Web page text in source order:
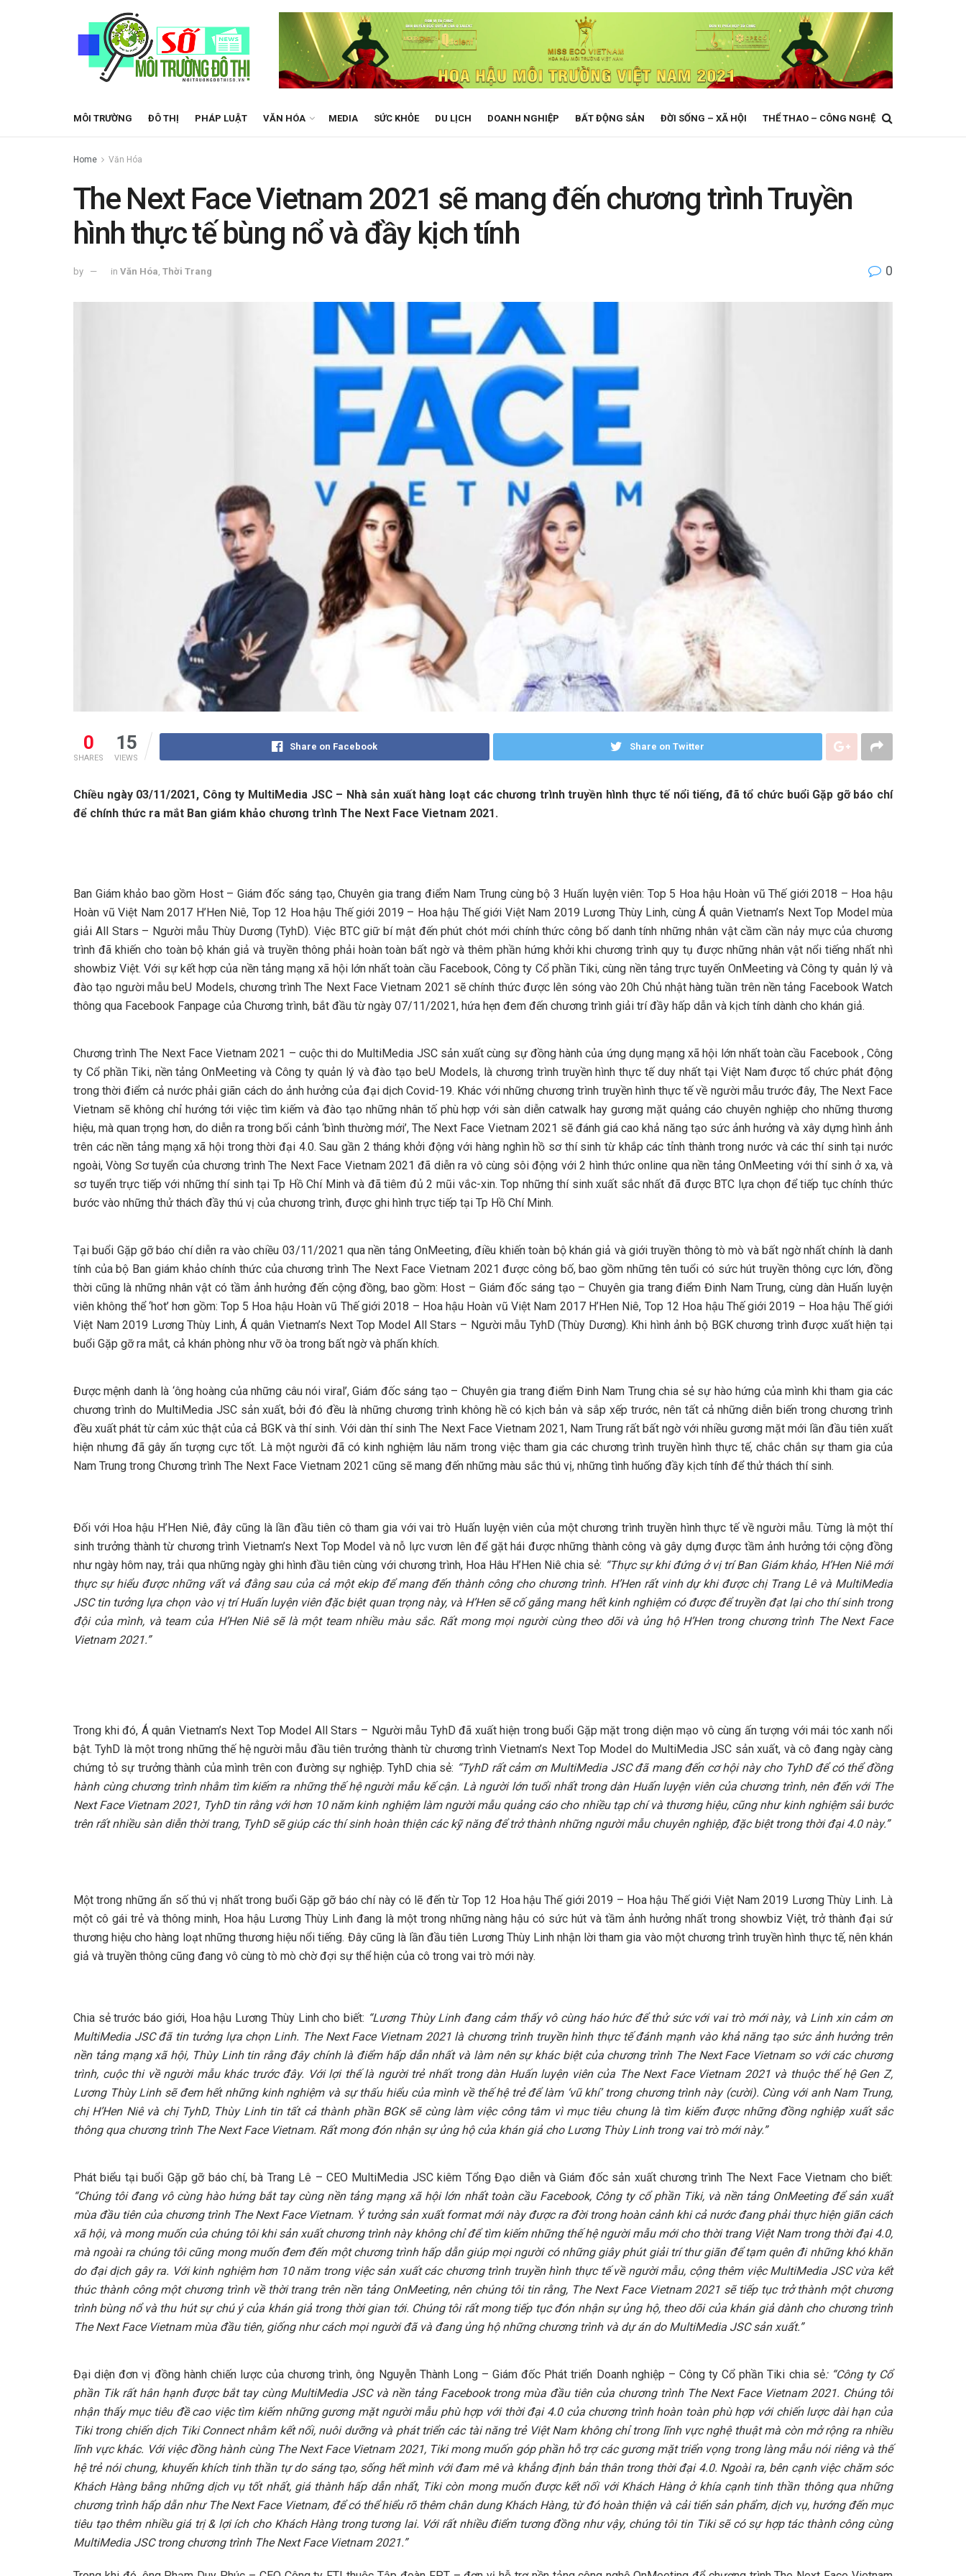
MÔI TRƯỜNG ĐÔ THỊ PHÁP LUẬT VĂN HÓA MEDIA SỨC KHỎE DU LỊCH DOANH NGHIỆP BẤT ĐỘNG SẢN ĐỜI SỐNG – XÃ HỘI THỂ THAO – CÔNG NGHỆ
Home Văn Hóa
The Next Face Vietnam 2021 sẽ mang đến chương trình Truyền
hình thực tế bùng nổ và đầy kịch tính
by in Văn Hóa Thời Trang 0
0
SHARES
15
VIEWS
Share on Facebook Share on Twitter
Chiều ngày 03/11/2021, Công ty MultiMedia JSC – Nhà sản xuất hàng loạt các chương trình truyền hình thực tế nổi tiếng, đã tổ chức buổi Gặp gỡ báo chí
để chính thức ra mắt Ban giám khảo chương trình The Next Face Vietnam 2021.
Ban Giám khảo bao gồm Host – Giám đốc sáng tạo, Chuyên gia trang điểm Nam Trung cùng bộ 3 Huấn luyện viên: Top 5 Hoa hậu Hoàn vũ Thế giới 2018 – Hoa hậu
Hoàn vũ Việt Nam 2017 H’Hen Niê, Top 12 Hoa hậu Thế giới 2019 – Hoa hậu Thế giới Việt Nam 2019 Lương Thùy Linh, cùng Á quân Vietnam’s Next Top Model mùa
giải All Stars – Người mẫu Thùy Dương (TyhD). Việc BTC giữ bí mật đến phút chót mới chính thức công bố danh tính những nhân vật cầm cần nảy mực của chương
trình đã khiến cho toàn bộ khán giả và truyền thông phải hoàn toàn bất ngờ và thêm phần hứng khởi khi chương trình quy tụ được những nhân vật nổi tiếng nhất nhì
showbiz Việt. Với sự kết hợp của nền tảng mạng xã hội lớn nhất toàn cầu Facebook, Công ty Cổ phần Tiki, cùng nền tảng trực tuyến OnMeeting và Công ty quản lý và
đào tạo người mẫu beU Models, chương trình The Next Face Vietnam 2021 sẽ chính thức được lên sóng vào 20h Chủ nhật hàng tuần trên nền tảng Facebook Watch
thông qua Facebook Fanpage của Chương trình, bắt đầu từ ngày 07/11/2021, hứa hẹn đem đến chương trình giải trí đầy hấp dẫn và kịch tính dành cho khán giả.
Chương trình The Next Face Vietnam 2021 – cuộc thi do MultiMedia JSC sản xuất cùng sự đồng hành của ứng dụng mạng xã hội lớn nhất toàn cầu Facebook , Công
ty Cổ phần Tiki, nền tảng OnMeeting và Công ty quản lý và đào tạo beU Models, là chương trình truyền hình thực tế duy nhất tại Việt Nam được tổ chức phát động
trong thời điểm cả nước phải giãn cách do ảnh hưởng của đại dịch Covid-19. Khác với những chương trình truyền hình thực tế về người mẫu trước đây, The Next Face
Vietnam sẽ không chỉ hướng tới việc tìm kiếm và đào tạo những nhân tố phù hợp với sàn diễn catwalk hay gương mặt quảng cáo chuyên nghiệp cho những thương
hiệu, mà quan trọng hơn, do diễn ra trong bối cảnh ‘bình thường mới’, The Next Face Vietnam 2021 sẽ đánh giá cao khả năng tạo sức ảnh hưởng và xây dựng hình ảnh
trên các nền tảng mạng xã hội trong thời đại 4.0. Sau gần 2 tháng khởi động với hàng nghìn hồ sơ thí sinh từ khắp các tỉnh thành trong nước và các thí sinh tại nước
ngoài, Vòng Sơ tuyển của chương trình The Next Face Vietnam 2021 đã diễn ra vô cùng sôi động với 2 hình thức online qua nền tảng OnMeeting với thí sinh ở xa, và
sơ tuyển trực tiếp với những thí sinh tại Tp Hồ Chí Minh và đã tiêm đủ 2 mũi vắc-xin. Top những thí sinh xuất sắc nhất đã được BTC lựa chọn để tiếp tục chính thức
bước vào những thử thách đầy thú vị của chương trình, được ghi hình trực tiếp tại Tp Hồ Chí Minh.
Tại buổi Gặp gỡ báo chí diễn ra vào chiều 03/11/2021 qua nền tảng OnMeeting, điều khiến toàn bộ khán giả và giới truyền thông tò mò và bất ngờ nhất chính là danh
tính của bộ Ban giám khảo chính thức của chương trình The Next Face Vietnam 2021 được công bố, bao gồm những tên tuổi có sức hút truyền thông cực lớn, đồng
thời cũng là những nhân vật có tầm ảnh hưởng đến cộng đồng, bao gồm: Host – Giám đốc sáng tạo – Chuyên gia trang điểm Đinh Nam Trung, cùng dàn Huấn luyện
viên không thể ‘hot’ hơn gồm: Top 5 Hoa hậu Hoàn vũ Thế giới 2018 – Hoa hậu Hoàn vũ Việt Nam 2017 H’Hen Niê, Top 12 Hoa hậu Thế giới 2019 – Hoa hậu Thế giới
Việt Nam 2019 Lương Thùy Linh, Á quân Vietnam’s Next Top Model All Stars – Người mẫu TyhD (Thùy Dương). Khi hình ảnh bộ BGK chương trình được xuất hiện tại
buổi Gặp gỡ ra mắt, cả khán phòng như vỡ òa trong bất ngờ và phấn khích.
Được mệnh danh là ‘ông hoàng của những câu nói viral’, Giám đốc sáng tạo – Chuyên gia trang điểm Đinh Nam Trung chia sẻ sự hào hứng của mình khi tham gia các
chương trình do MultiMedia JSC sản xuất, bởi đó đều là những chương trình không hề có kịch bản và sắp xếp trước, nên tất cả những diễn biến trong chương trình
đều xuất phát từ cảm xúc thật của cả BGK và thí sinh. Với dàn thí sinh The Next Face Vietnam 2021, Nam Trung rất bất ngờ với nhiều gương mặt mới lần đầu tiên xuất
hiện nhưng đã gây ấn tượng cực tốt. Là một người đã có kinh nghiệm lâu năm trong việc tham gia các chương trình truyền hình thực tế, chắc chắn sự tham gia của
Nam Trung trong Chương trình The Next Face Vietnam 2021 cũng sẽ mang đến những màu sắc thú vị, những tình huống đầy kịch tính để thử thách thí sinh.
Đối với Hoa hậu H’Hen Niê, đây cũng là lần đầu tiên cô tham gia với vai trò Huấn luyện viên của một chương trình truyền hình thực tế về người mẫu. Từng là một thí
sinh trưởng thành từ chương trình Vietnam’s Next Top Model và nỗ lực vươn lên để gặt hái được những thành công và gây dựng được tầm ảnh hưởng tới cộng đồng
như ngày hôm nay, trải qua những ngày ghi hình đầu tiên cùng với chương trình, Hoa Hâu H’Hen Niê chia sẻ: “Thực sự khi đứng ở vị trí Ban Giám khảo, H’Hen Niê mới
thực sự hiểu được những vất vả đằng sau của cả một ekip để mang đến thành công cho chương trình. H’Hen rất vinh dự khi được chị Trang Lê và MultiMedia
JSC tin tưởng lựa chọn vào vị trí Huấn luyện viên đặc biệt quan trọng này, và H’Hen sẽ cố gắng mang hết kinh nghiệm có được để truyền đạt lại cho thí sinh trong
đội của mình, và team của H’Hen Niê sẽ là một team nhiều màu sắc. Rất mong mọi người cùng theo dõi và ủng hộ H’Hen trong chương trình The Next Face
Vietnam 2021.”
Trong khi đó, Á quân Vietnam’s Next Top Model All Stars – Người mẫu TyhD đã xuất hiện trong buổi Gặp mặt trong diện mạo vô cùng ấn tượng với mái tóc xanh nổi
bật. TyhD là một trong những thế hệ người mẫu đầu tiên trưởng thành từ chương trình Vietnam’s Next Top Model do MultiMedia JSC sản xuất, và cô đang ngày càng
chứng tỏ sự trưởng thành của mình trên con đường sự nghiệp. TyhD chia sẻ: “TyhD rất cảm ơn MultiMedia JSC đã mang đến cơ hội này cho TyhD để có thể đồng
hành cùng chương trình nhằm tìm kiếm ra những thế hệ người mẫu kế cận. Là người lớn tuổi nhất trong dàn Huấn luyện viên của chương trình, nên đến với The
Next Face Vietnam 2021, TyhD tin rằng với hơn 10 năm kinh nghiệm làm người mẫu quảng cáo cho nhiều tạp chí và thương hiệu, cũng như kinh nghiệm sải bước
trên rất nhiều sàn diễn thời trang, TyhD sẽ giúp các thí sinh hoàn thiện các kỹ năng để trở thành những người mẫu chuyên nghiệp, đặc biệt trong thời đại 4.0 này.”
Một trong những ẩn số thú vị nhất trong buổi Gặp gỡ báo chí này có lẽ đến từ Top 12 Hoa hậu Thế giới 2019 – Hoa hậu Thế giới Việt Nam 2019 Lương Thùy Linh. Là
một cô gái trẻ và thông minh, Hoa hậu Lương Thùy Linh đang là một trong những nàng hậu có sức hút và tầm ảnh hưởng nhất trong showbiz Việt, trở thành đại sứ
thương hiệu cho hàng loạt những thương hiệu nổi tiếng. Đây cũng là lần đầu tiên Lương Thùy Linh nhận lời tham gia vào một chương trình truyền hình thực tế, nên khán
giả và truyền thông cũng đang vô cùng tò mò chờ đợi sự thể hiện của cô trong vai trò mới này.
Chia sẻ trước báo giới, Hoa hậu Lương Thùy Linh cho biết: “Lương Thùy Linh đang cảm thấy vô cùng háo hức để thử sức với vai trò mới này, và Linh xin cảm ơn
MultiMedia JSC đã tin tưởng lựa chọn Linh. The Next Face Vietnam 2021 là chương trình truyền hình thực tế đánh mạnh vào khả năng tạo sức ảnh hưởng trên
nền tảng mạng xã hội, Thùy Linh tin rằng đây chính là điểm hấp dẫn nhất và làm nên sự khác biệt của chương trình The Next Face Vietnam so với các chương
trình, cuộc thi về người mẫu khác trước đây. Với lợi thế là người trẻ nhất trong dàn Huấn luyện viên của The Next Face Vietnam 2021 và thuộc thế hệ Gen Z,
Lương Thùy Linh sẽ đem hết những kinh nghiệm và sự thấu hiểu của mình về thế hệ trẻ để làm ‘vũ khí’ trong chương trình này (cười). Cùng với anh Nam Trung,
chị H’Hen Niê và chị TyhD, Thùy Linh tin tất cả thành phần BGK sẽ cùng làm việc công tâm vì mục tiêu chung là tìm kiếm được những đồng nghiệp xuất sắc
thông qua chương trình The Next Face Vietnam. Rất mong đón nhận sự ủng hộ của khán giả cho Lương Thùy Linh trong vai trò mới này.”
Phát biểu tại buổi Gặp gỡ báo chí, bà Trang Lê – CEO MultiMedia JSC kiêm Tổng Đạo diễn và Giám đốc sản xuất chương trình The Next Face Vietnam cho biết:
“Chúng tôi đang vô cùng hào hứng bắt tay cùng nền tảng mạng xã hội lớn nhất toàn cầu Facebook, Công ty cổ phần Tiki, và nền tảng OnMeeting để sản xuất
mùa đầu tiên của chương trình The Next Face Vietnam. Ý tưởng sản xuất format mới này được ra đời trong hoàn cảnh khi cả nước đang phải thực hiện giãn cách
xã hội, và mong muốn của chúng tôi khi sản xuất chương trình này không chỉ để tìm kiếm những thế hệ người mẫu mới cho thời trang Việt Nam trong thời đại 4.0,
mà ngoài ra chúng tôi cũng mong muốn đem đến một chương trình hấp dẫn giúp mọi người có những giây phút giải trí thư giãn để tạm quên đi những khó khăn
do đại dịch gây ra. Với kinh nghiệm hơn 10 năm trong việc sản xuất các chương trình truyền hình thực tế về người mẫu, cộng thêm việc MultiMedia JSC vừa kết
thúc thành công một chương trình về thời trang trên nền tảng OnMeeting, nên chúng tôi tin rằng, The Next Face Vietnam 2021 sẽ tiếp tục trở thành một chương
trình bùng nổ và thu hút sự chú ý của khán giả trong thời gian tới. Chúng tôi rất mong tiếp tục đón nhận sự ủng hộ, theo dõi của khán giả dành cho chương trình
The Next Face Vietnam mùa đầu tiên, giống như cách mọi người đã và đang ủng hộ những chương trình và dự án do MultiMedia JSC sản xuất.”
Đại diện đơn vị đồng hành chiến lược của chương trình, ông Nguyễn Thành Long – Giám đốc Phát triển Doanh nghiệp – Công ty Cổ phần Tiki chia sẻ: “Công ty Cổ
phần Tik rất hân hạnh được bắt tay cùng MultiMedia JSC và nền tảng Facebook trong mùa đầu tiên của chương trình The Next Face Vietnam 2021. Chúng tôi
nhận thấy mục tiêu đề cao việc tìm kiếm những gương mặt người mẫu phù hợp với thời đại 4.0 của chương trình hoàn toàn phù hợp với chiến lược dài hạn của
Tiki trong chiến dịch Tiki Connect nhằm kết nối, nuôi dưỡng và phát triển các tài năng trẻ Việt Nam không chỉ trong lĩnh vực nghệ thuật mà còn mở rộng ra nhiều
lĩnh vực khác. Với việc đồng hành cùng The Next Face Vietnam 2021, Tiki mong muốn góp phần hỗ trợ các gương mặt triển vọng trong làng mẫu nói riêng và thế
hệ trẻ nói chung, khuyến khích tinh thần tự do sáng tạo, sống hết mình với đam mê và khẳng định bản thân trong thời đại 4.0. Ngoài ra, bên cạnh việc chăm sóc
Khách Hàng bằng những dịch vụ tốt nhất, giá thành hấp dẫn nhất, Tiki còn mong muốn được kết nối với Khách Hàng ở khía cạnh tinh thần thông qua những
chương trình hấp dẫn như The Next Face Vietnam, để có thể hiểu rõ thêm chân dung Khách Hàng, từ đó hoàn thiện và cải tiến sản phẩm, dịch vụ, hướng đến mục
tiêu tạo thêm nhiều giá trị & lợi ích cho Khách Hàng trong tương lai. Với rất nhiều điểm tương đồng như vậy, chúng tôi tin Tiki sẽ có sự hợp tác thành công cùng
MultiMedia JSC trong chương trình The Next Face Vietnam 2021.”